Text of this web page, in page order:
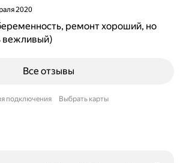
2020
ремонт хороший, но
вежливый)
Все отзывы
подключения Выбрать карты